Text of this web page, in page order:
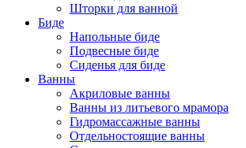
Шторки для ванной
Биде
Напольные биде
Подвесные биде
Сиденья для биде
Ванны
Акриловые ванны
Ванны из литьевого мрамора
Гидромассажные ванны
Отдельностоящие ванны